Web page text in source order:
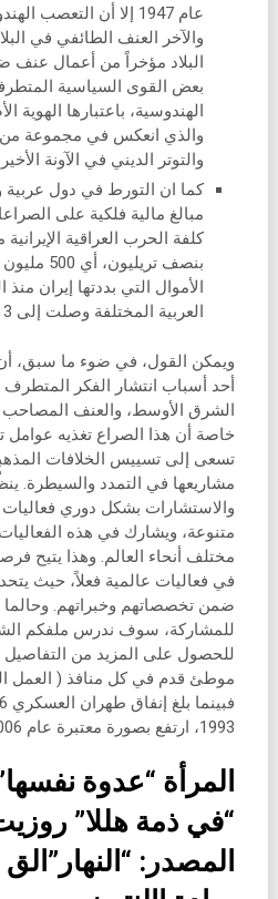
عام 1947 إلا أن
والآخر العنف الطائفي في
البلاد مؤخراً من أعمال عنف
بعض القوى السياسية
الهندوسية، باعتبارها الهوية
والذي انعكس في مجموعة من
والتوتر الديني في الآونة
كما ان التورط في دول عربية
مبالغ مالية فلكية على
كلفة الحرب العراقية الإيرانية
بنصف
الأموال التي بددتها إيران منذ
العربية المختلفة وصلت إلى 3 تريليونات.
ويمكن القول، في ضوء ما سبق، أن
أحد أسباب انتشار الفكر
الشرق الأوسط، والعنف المصاحب
خاصة أن هذا الصراع تغذيه عوامل
تسعى إلى تسييس الخلافات
مشاريعها في التمدد والسيطرة.
والاستشارات بشكل دوري
متنوعة، ويشارك في هذه
مختلف أنحاء العالم. وهذا يتيح
في فعاليات عالمية فعلاً، حيث
ضمن تخصصاتهم وخبراتهم. وحالما
للمشاركة، سوف ندرس ملفكم
للحصول على المزيد من التفاصيل
موطئ قدم في كل منافذ ( العمل
1993، ارتفع بصورة معتبرة عام 2006 إلى 52%.
المرأة “عدوة
المصدر: “النهار”الق